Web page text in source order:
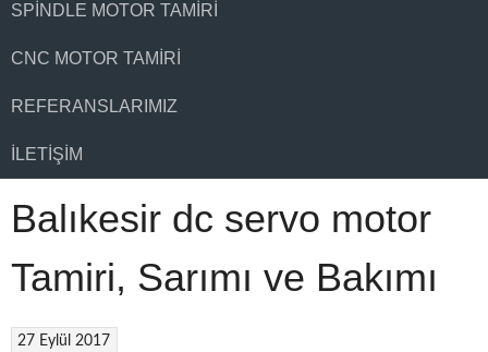
SPINDLE MOTOR TAMIRI
CNC MOTOR TAMIRI
REFERANSLARIMIZ
İLETIŞIM
Balıkesir dc servo motor
Tamiri, Sarımı ve Bakımı
27 Eylül 2017